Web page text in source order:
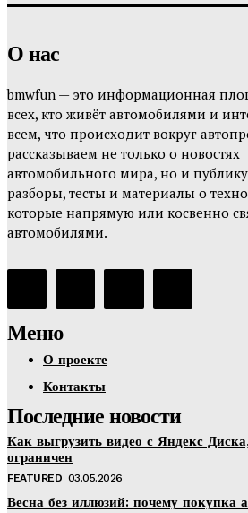
О нас
bmwfun — это информационная
всех, кто живёт автомобилями и
всем, что происходит вокруг
рассказываем не только о новостях
автомобильного мира, но и
разборы, тесты и материалы о
которые напрямую или косвенно
автомобилями.
Меню
О проекте
Контакты
Последние новости
Как выгрузить видео с Яндекс
ограничен
FEATURED 03.05.2026
Весна без иллюзий: почему покупка